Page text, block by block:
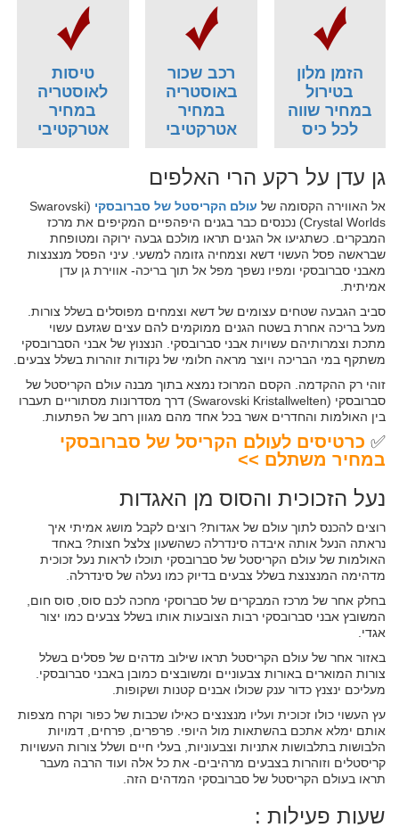
הזמן מלון
בטירול
במחיר שווה
לכל כיס
רכב שכור
באוסטריה
במחיר
אטרקטיבי
טיסות
לאוסטריה
במחיר
אטרקטיבי
גן עדן על רקע הרי האלפים
אל האווירה הקסומה של עולם הקריסטל של סברובסקי
(Swarovski
Crystal Worlds) נכנסים כבר בגנים היפהפיים המקיפים את מרכז
המבקרים. כשתגיעו אל הגנים תראו מולכם גבעה ירוקה ומטופחת
שבראשה פסל העשוי דשא וצמחיה גזומה למשעי. עיני הפסל מנצנצות
מאבני סברובסקי ומפיו נשפך מפל אל תוך בריכה- אווירת גן עדן
אמיתית.
סביב הגבעה שטחים עצומים של דשא וצמחים מפוסלים בשלל צורות.
מעל בריכה אחרת בשטח הגנים ממוקמים להם עצים שגזעם עשוי
מתכת וצמרותיהם עשויות אבני סברובסקי. הנצנוץ של אבני הסברובסקי
משתקף במי הבריכה ויוצר מראה חלומי של נקודות זוהרות בשלל צבעים.
זוהי רק ההקדמה. הקסם המרוכז נמצא בתוך מבנה עולם הקריסטל של
סברובסקי (Swarovski Kristallwelten) דרך מסדרונות מסתוריים תעברו
בין האולמות והחדרים אשר בכל אחד מהם מגוון רחב של הפתעות.
✅ כרטיסים לעולם הקריסל של סברובסקי
במחיר משתלם >>
נעל הזכוכית והסוס מן האגדות
רוצים להכנס לתוך עולם של אגדות? רוצים לקבל מושג אמיתי איך
נראתה הנעל אותה איבדה סינדרלה כשהשעון צלצל חצות? באחד
האולמות של עולם הקריסטל של סברובסקי תוכלו לראות נעל זכוכית
מדהימה המנצנצת בשלל צבעים בדיוק כמו נעלה של סינדרלה.
בחלק אחר של מרכז המבקרים של סברוסקי מחכה לכם סוס, סוס חום,
המשובץ אבני סברובסקי רבות הצובעות אותו בשלל צבעים כמו יצור
אגדי.
באזור אחר של עולם הקריסטל תראו שילוב מדהים של פסלים בשלל
צורות המוארים באורות צבעוניים ומשובצים כמובן באבני סברובסקי.
מעליכם ינצנץ כדור ענק שכולו אבנים קטנות ושקופות.
עץ העשוי כולו זכוכית ועליו מנצנצים כאילו שכבות של כפור וקרח מצפות
אותם ימלא אתכם בהשתאות מול היופי. פרפרים, פרחים, דמויות
הלבושות בתלבושות אתניות וצבעוניות, בעלי חיים ושלל צורות העשויות
קריסטלים וזוהרות בצבעים מרהיבים- את כל אלה ועוד הרבה מעבר
תראו בעולם הקריסטל של סברובסקי המדהים הזה.
שעות פעילות :